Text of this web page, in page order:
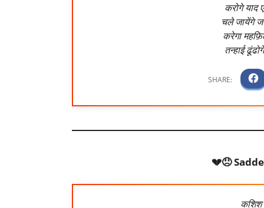
करोगे याद
चले जायेंगे
करेगा
तन्हाई
💔😞
कशिश